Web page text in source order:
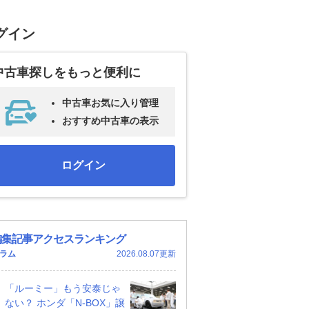
イン
古車探しをもっと便利に
中古車お気に入り管理
おすすめ中古車の表示
ログイン
記事アクセスランキング
ム 2026.08.07更新
「ルーミー」もう安泰じゃ
ない？ ホンダ「N-BOX」譲